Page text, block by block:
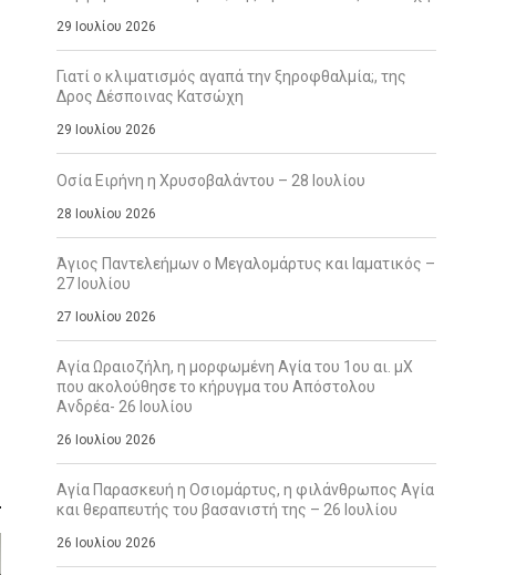
29 Ιουλίου 2026
Γιατί ο κλιματισμός αγαπά την ξηροφθαλμία;, της
Δρος Δέσποινας Κατσώχη
29 Ιουλίου 2026
Οσία Ειρήνη η Χρυσοβαλάντου – 28 Ιουλίου
28 Ιουλίου 2026
Άγιος Παντελεήμων ο Μεγαλομάρτυς και Ιαματικός –
27 Ιουλίου
27 Ιουλίου 2026
Αγία Ωραιοζήλη, η μορφωμένη Αγία του 1ου αι. μΧ
που ακολούθησε το κήρυγμα του Απόστολου
Ανδρέα- 26 Ιουλίου
26 Ιουλίου 2026
Αγία Παρασκευή η Οσιομάρτυς, η φιλάνθρωπος Αγία
και θεραπευτής του βασανιστή της – 26 Ιουλίου
26 Ιουλίου 2026